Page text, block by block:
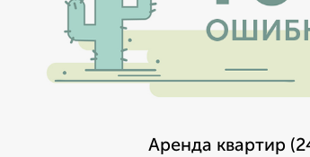
Аренда квартир